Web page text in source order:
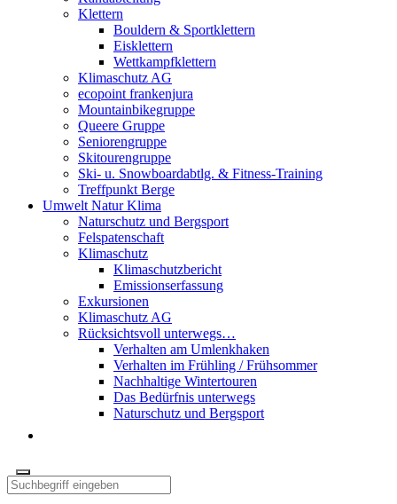
Klettern
Bouldern & Sportklettern
Eisklettern
Wettkampfklettern
Klimaschutz AG
ecopoint frankenjura
Mountainbikegruppe
Queere Gruppe
Seniorengruppe
Skitourengruppe
Ski- u. Snowboardabtlg. & Fitness-Training
Treffpunkt Berge
Umwelt Natur Klima
Naturschutz und Bergsport
Felspatenschaft
Klimaschutz
Klimaschutzbericht
Emissionserfassung
Exkursionen
Klimaschutz AG
Rücksichtsvoll unterwegs…
Verhalten am Umlenkhaken
Verhalten im Frühling / Frühsommer
Nachhaltige Wintertouren
Das Bedürfnis unterwegs
Naturschutz und Bergsport